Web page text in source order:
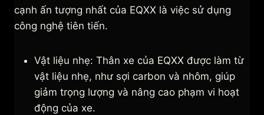
cạnh ấn tượng nhất của EQXX là việc sử dụng
công nghệ tiên tiến.
Vật liệu nhẹ: Thân xe của EQXX được làm từ
vật liệu nhẹ, như sợi carbon và nhôm, giúp
giảm trọng lượng và nâng cao phạm vi hoạt
động của xe.